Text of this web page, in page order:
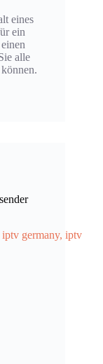
eines
ein
alle